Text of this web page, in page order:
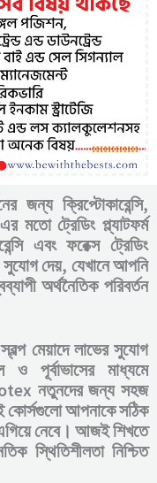
জন্য ক্রিপ্টোকারেন্সি,
মতো ট্রেডিং প্ল্যাটফর্ম
এবং ফরেক্স ট্রেডিং
সুযোগ দেয়, যেখানে আপনি
অর্থনৈতিক পরিবর্তন
মেয়াদে লাভের সুযোগ
পূর্বাভাসের মাধ্যমে
নতুনদের জন্য সহজ
কোর্সগুলো আপনাকে সঠিক
নেবে। আজই শিখতে
স্থিতিশীলতা নিশ্চিত